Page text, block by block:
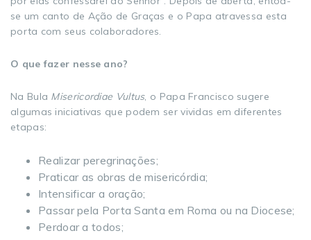
se um canto de Ação de Graças e o Papa atravessa esta
porta com seus colaboradores.
O que fazer nesse ano?
Na Bula Misericordiae Vultus, o Papa Francisco sugere
algumas iniciativas que podem ser vividas em diferentes
etapas:
Realizar peregrinações;
Praticar as obras de misericórdia;
Intensificar a oração;
Passar pela Porta Santa em Roma ou na Diocese;
Perdoar a todos;